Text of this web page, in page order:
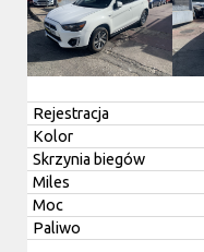
Rejestracja
Kolor
Skrzynia biegów
Miles
Moc
Paliwo